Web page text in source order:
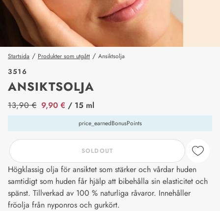
Startsida / Produkter som utgått / Ansiktsolja
3516
ANSIKTSOLJA
price_label
13,90 € 9,90 € / 15 ml
price_earnedBonusPoints
SOLDOUT
Högklassig olja för ansiktet som stärker och vårdar huden
samtidigt som huden får hjälp att bibehålla sin elasticitet och
spänst. Tillverkad av 100 % naturliga råvaror. Innehåller
fröolja från nyponros och gurkört.